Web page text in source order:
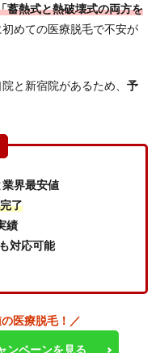
蓄熱式と熱破壊式の両方を
めての医療脱毛で不安が
と新宿院があるため、 予
業界最安値
了
績
対応可能
医療脱毛！／
ンペーンを見る